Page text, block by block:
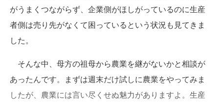
がうまくつながらず、企業側がほしがっているのに生産
者側は売り先がなくて困っているという状況も見てきま
した。
そんな中、母方の祖母から農業を継がないかと相談が
あったんです。まずは週末だけ試しに農業をやってみま
したが、農業には言い尽くせぬ魅力がありますよ。生産